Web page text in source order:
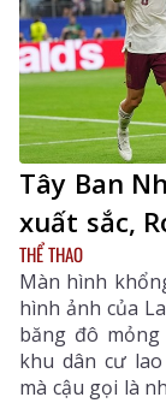
Tây Ban
xuất sắc,
THỂ THAO
Màn hình
hình ảnh của
băng đô
khu dân cư
mà cậu gọi là